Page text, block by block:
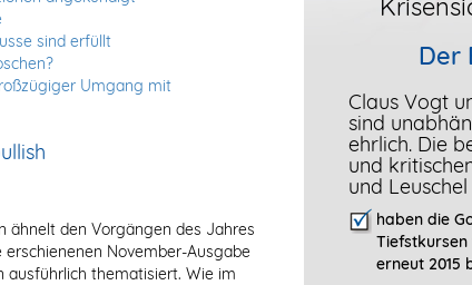
sind erfüllt
Umgang mit
ähnelt den Vorgängen des Jahres
November-Ausgabe
ausführlich thematisiert. Wie im
Der
Claus Vogt
sind
ehrlich. Die
und
und Leuschel
haben die
Tiefstkursen
erneut 2015